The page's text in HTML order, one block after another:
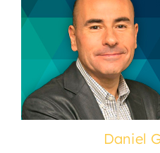
Daniel